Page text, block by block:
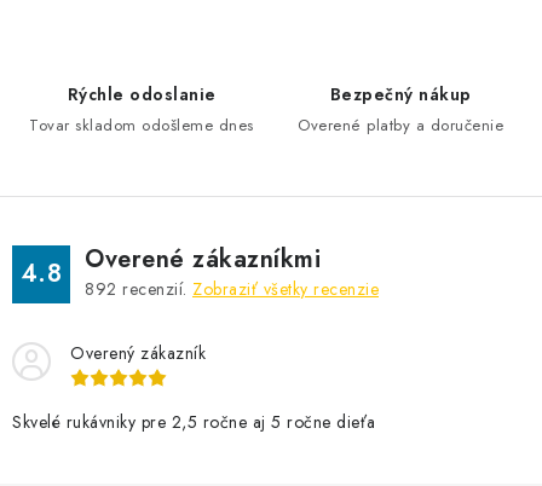
Rýchle odoslanie
Tovar skladom odošleme dnes
Bezpečný nákup
Overené platby a doručenie
4.8 Overené zákazníkmi
892 recenzií. Zobraziť všetky recenzie
Overený zákazník
Skvelé rukávniky pre 2,5 ročne aj 5 ročne dieťa